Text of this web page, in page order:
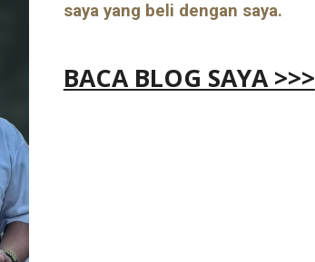
saya yang beli dengan saya.
BACA BLOG SAYA >>>